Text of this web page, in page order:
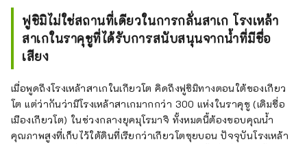
ฟูชิมิไม่ใช่สถานที่เดียวในการกลั่นสาเก โรงเหล้า
สาเกในราคุชูที่ได้รับการสนับสนุนจากน้ำที่มีชื่อ
เสียง
เมื่อพูดถึงโรงเหล้าสาเกในเกียวโต คิดถึงฟูชิมิทางตอนใต้ของเกียว
โต แต่ว่ากันว่ามีโรงเหล้าสาเกมากกว่า 300 แห่งในราคุชู (เดิมชื่อ
เมืองเกียวโต) ในช่วงกลางยุคมุโรมาจิ ทั้งหมดนี้ต้องขอบคุณน้ำ
คุณภาพสูงที่เก็บไว้ใต้ดินที่เรียกว่าเกียวโตซุยบอน ปัจจุบันโรงเหล้า